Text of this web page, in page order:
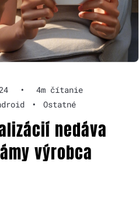
•
4m čítanie
• Ostatné
nedáva
výrobca